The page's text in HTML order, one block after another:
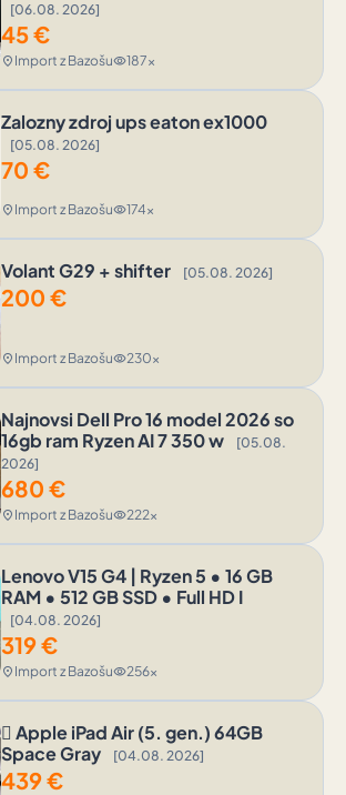
[06.08. 2026]
45€
location_on Import z Bazošuvisibility187x
Zalozny zdroj ups eaton ex1000
[05.08. 2026]
70 €
location_on Import z Bazošuvisibility174x
Volant G29 + shifter [05.08. 2026]
200 €
location_on Import z Bazošuvisibility230x
Najnovsi Dell Pro 16 model 2026 so
16gb ram Ryzen AI 7 350 w
[05.08.
2026]
680 €
location_on Import z Bazošuvisibility222x
Lenovo V15 G4 | Ryzen 5 • 16 GB
RAM • 512 GB SSD • Full HD I
[04.08. 2026]
319€
location_on Import z Bazošuvisibility256x
 Apple iPad Air (5. gen.) 64GB
Space Gray
[04.08. 2026]
439€